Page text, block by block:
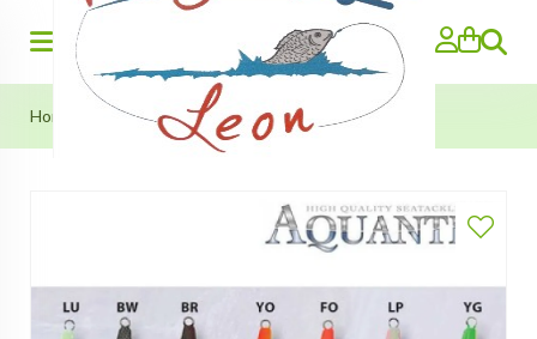
Zoeken
Home Tremor Pilk 150g (Aquantic)